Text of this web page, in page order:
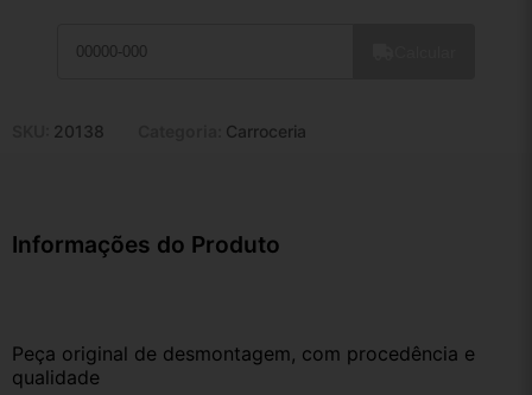
20138 Carroceria
Informações do Produto
Peça original de desmontagem, com procedência e
qualidade